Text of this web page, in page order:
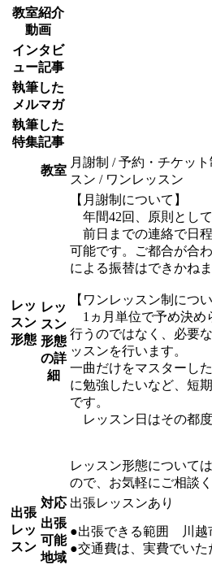
教室紹介
動画
インタビ
ュー記事
執筆した
メルマガ
執筆した
特集記事
レッ
スン
形態
教室
月謝制 / 予約・チケッ
スン / ワンレッスン
レッ
スン
形態
の詳
細
【月謝制について】
年間42回、原則として
前日までの連絡で日
可能です。ご都合が合
による振替はできかね
【ワンレッスン制につい
1ヵ月単位で予め決め
行うのではなく、必要
ッスンを行います。
一曲だけをマスターし
に勉強したいなど、短
です。
レッスン日はその都度
レッスン形態について
ので、お気軽にご相談く
出張
レッ
スン
対応 出張レッスンあり
出張
可能
地域
●出張できる範囲 川越
●交通費は、実費でいた